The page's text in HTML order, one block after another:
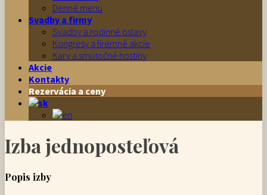
Denné menu
Svadby a firmy
Svadby a rodinné oslavy
Kongresy a firemné akcie
Kary a smútočné hostiny
Akcie
Kontakty
Rezervácia a ceny
Izba jednoposteľová
Popis izby